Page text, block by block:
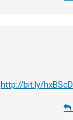
http://bit.ly/hxBScD